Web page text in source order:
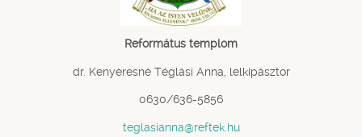
Református templom
dr. Kenyeresné Téglási Anna, lelkipásztor
0630/636-5856
teglasianna@reftek.hu